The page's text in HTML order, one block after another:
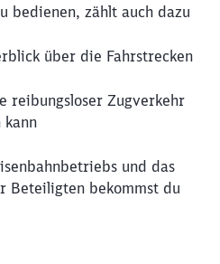
bedienen, zählt auch dazu
über die Fahrstrecken
reibungsloser Zugverkehr
kann
und das
Beteiligten bekommst du